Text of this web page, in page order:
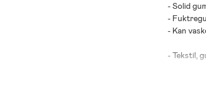
- Solid
-
- Kan
- Tekstil,